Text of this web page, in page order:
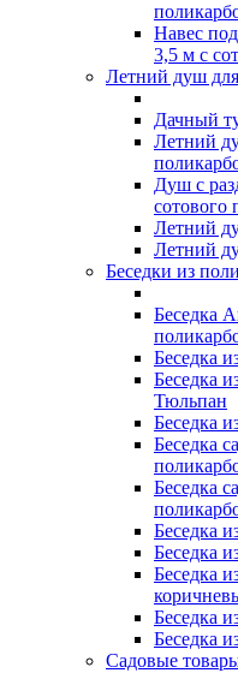
Навес
3,5 м с
Летний душ
Дачный
Летний
Душ с
сотового
Летний
Летний
Беседки из
Беседка
Беседка
Беседка
Тюльпан
Беседка
Беседка
Беседка
Беседка
Беседка
Беседка
Беседка
Беседка
Садовые